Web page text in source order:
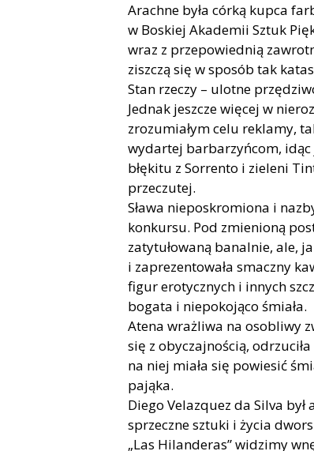
Arachne była córką kupca
w Boskiej Akademii Sztuk
wraz z przepowiednią
ziszczą się w sposób tak
Stan rzeczy – ulotne
Jednak jeszcze więcej w
zrozumiałym celu reklamy,
wydartej barbarzyńcom, idąc
błękitu z Sorrento i zieleni
przeczutej.
Sława nieposkromiona i
konkursu. Pod zmienioną
zatytułowaną banalnie, ale,
i zaprezentowała smaczny
figur erotycznych i innych
bogata i niepokojąco śmiała.
Atena wrażliwa na osobliwy
się z obyczajnością,
na niej miała się powiesić
pająka.
Diego Velazquez da Silva
sprzeczne sztuki i życia
„Las Hilanderas” widzimy